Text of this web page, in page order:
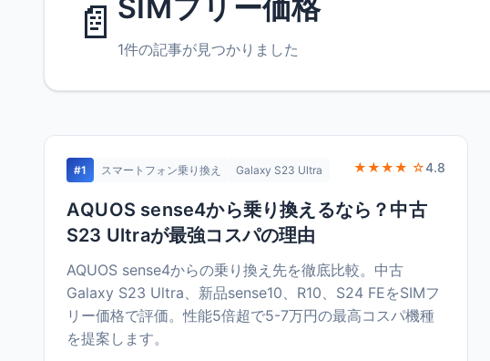
📄 SIMフリー価格
1件の記事が見つかりました
#1 スマートフォン乗り換え Galaxy S23 Ultra ★★★★ ☆4.8
AQUOS sense4から乗り換えるなら？中古
S23 Ultraが最強コスパの理由
AQUOS sense4からの乗り換え先を徹底比較。中古
Galaxy S23 Ultra、新品sense10、R10、S24 FEをSIMフ
リー価格で評価。性能5倍超で5-7万円の最高コスパ機種
を提案します。